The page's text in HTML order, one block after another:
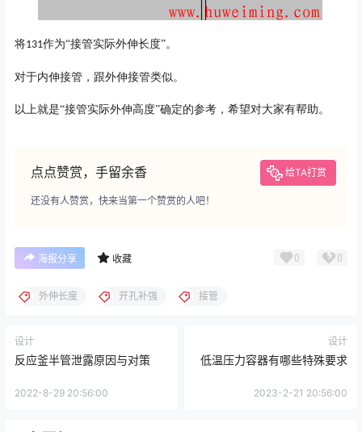
将131作为“接管实际外伸长度”。
对于内伸接管，跟外伸接管类似。
以上就是“接管实际外伸高度”确定的参考，希望对大家有帮助。
点点赞赏，手留余香 给TA打赏
还没有人赞赏，快来当第一个赞赏的人吧！
海报分享 收藏 0 0
外伸长度 开孔补强 接管
设计
反应釜半管泄露原因与对策
2022-8-29 20:56:00
设计
低温压力容器有哪些特殊要求
2023-2-21 20:56:00